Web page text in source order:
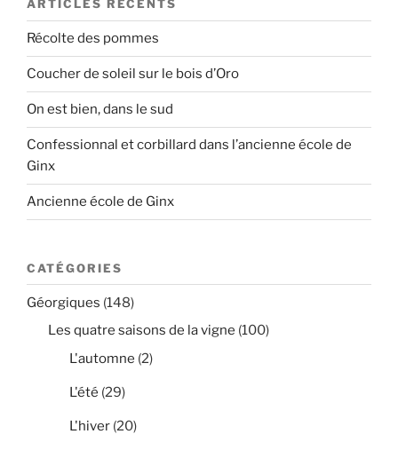
ARTICLES RÉCENTS
Récolte des pommes
Coucher de soleil sur le bois d’Oro
On est bien, dans le sud
Confessionnal et corbillard dans l’ancienne école de
Ginx
Ancienne école de Ginx
CATÉGORIES
Géorgiques (148)
Les quatre saisons de la vigne (100)
L'automne (2)
L'été (29)
L'hiver (20)